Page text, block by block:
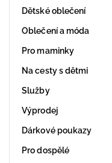
Dětské oblečení
Oblečení a móda
Pro maminky
Na cesty s dětmi
Služby
Výprodej
Dárkové poukazy
Pro dospělé